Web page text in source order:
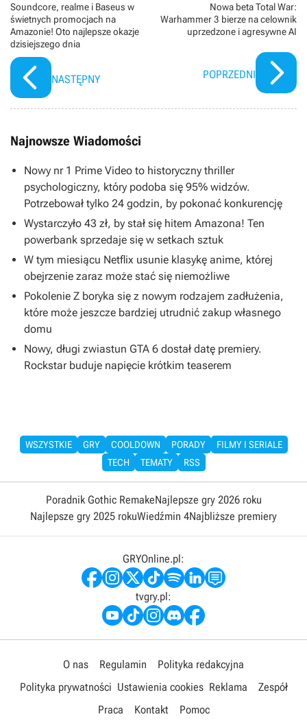
Soundcore, realme i Baseus w
świetnych promocjach na
Amazonie! Oto najlepsze okazje
dzisiejszego dnia
NASTĘPNY
Nowa beta Total War:
Warhammer 3 bierze na celownik
uprzedzone i agresywne AI
POPRZEDNI
Najnowsze Wiadomości
Nowy nr 1 Prime Video to historyczny thriller
psychologiczny, który podoba się 95% widzów.
Potrzebował tylko 24 godzin, by pokonać konkurencję
Wystarczyło 43 zł, by stał się hitem Amazona! Ten
powerbank sprzedaje się w setkach sztuk
W tym miesiącu Netflix usunie klasykę anime, której
obejrzenie zaraz może stać się niemożliwe
Pokolenie Z boryka się z nowym rodzajem zadłużenia,
które może jeszcze bardziej utrudnić zakup własnego
domu
Nowy, długi zwiastun GTA 6 dostał datę premiery.
Rockstar buduje napięcie krótkim teaserem
WSZYSTKIE GRY COOLDOWN PORADY
FILMY I SERIALE
TECH
TEMATY RSS
Poradnik Gothic RemakeNajlepsze gry 2026 roku
Najlepsze gry 2025 rokuWiedźmin 4Najbliższe premiery
GRYOnline.pl:
tvgry.pl:
O nas Regulamin
Polityka redakcyjna
Polityka prywatności Ustawienia cookies Reklama
Zespół
Praca
Kontakt Pomoc